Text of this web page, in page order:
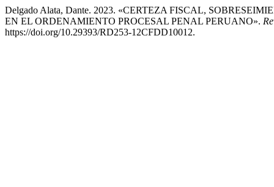
Delgado Alata, Dante. 2023. «CERTEZA FISCAL,
EN EL ORDENAMIENTO PROCESAL PENAL PERUANO».
https://doi.org/10.29393/RD253-12CFDD10012.